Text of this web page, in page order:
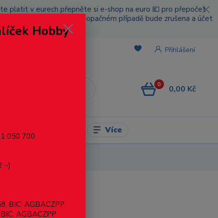
platit v eurech přepněte si e-shop na euro 💶 pro přepočet
platbou za poštovné, v opačném případě bude zrušena a účet
Přihlášení
0 0,00 Kč
Více
Hobby
050 700
:-)
BIC: AGBACZPP
AGBACZPP